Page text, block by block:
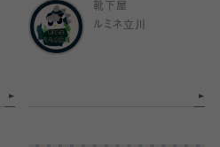
靴下屋
ルミネ立川